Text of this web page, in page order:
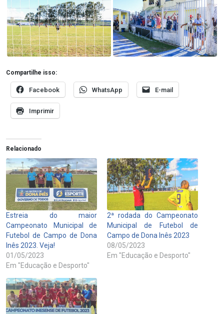
Compartilhe isso:
Facebook WhatsApp E-mail
Imprimir
Relacionado
Estreia do maior
Campeonato Municipal de
Futebol de Campo de Dona
Inês 2023. Veja!
01/05/2023
Em "Educação e Desporto"
2ª rodada do Campeonato
Municipal de Futebol de
Campo de Dona Inês 2023
08/05/2023
Em "Educação e Desporto"